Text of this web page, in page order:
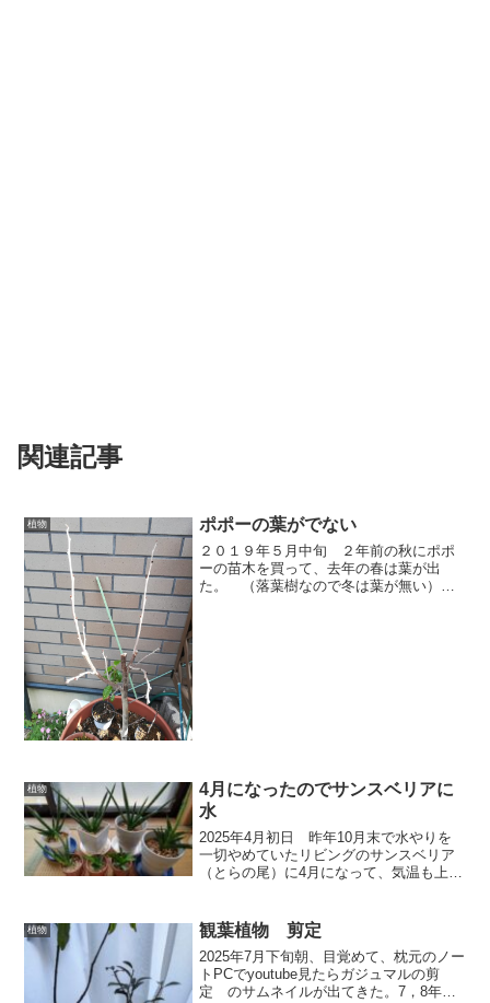
関連記事
植物 ポポーの葉がでない
２０１９年５月中旬 ２年前の秋にポポ
ーの苗木を買って、去年の春は葉が出
た。 （落葉樹なので冬は葉が無い）
植物
4月になったのでサンスベリアに
水
2025年4月初日 昨年10月末で水やりを
一切やめていたリビングのサンスベリア
（とらの尾）に4月になって、気温も上が
も葉にシワが寄るとか異常は一切なかっ
た。（1，2回...
植物 観葉植物 剪定
2025年7月下旬朝、目覚めて、枕元のノー
トPCでyoutube見たらガジュマルの剪
定 のサムネイルが出てきた。7，8年前